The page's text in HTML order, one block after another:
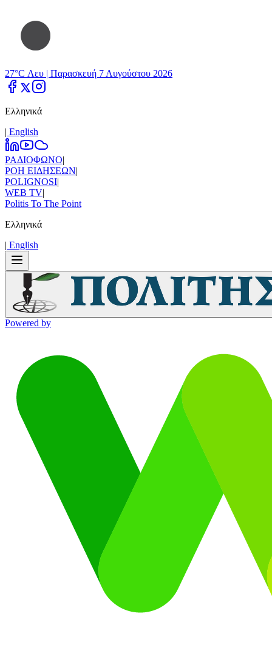
27°C Λευ | Παρασκευή 7 Αυγούστου 2026
Ελληνικά
| Εnglish
ΡΑΔΙΟΦΩΝΟ|
ΡΟΗ ΕΙΔΗΣΕΩΝ|
POLIGNOSI|
WEB TV|
Politis To The Point
Ελληνικά
| Εnglish
Powered by